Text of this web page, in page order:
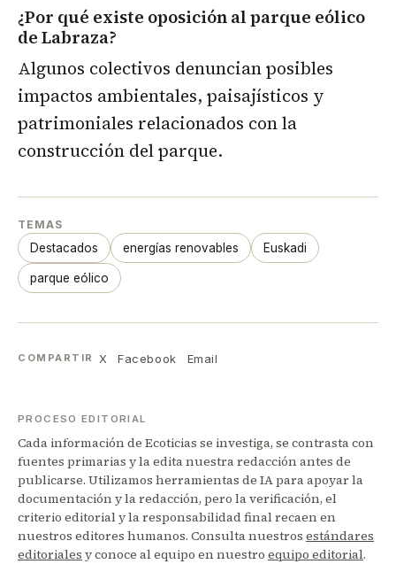
¿Por qué existe oposición al parque eólico
de Labraza?
Algunos colectivos denuncian posibles
impactos ambientales, paisajísticos y
patrimoniales relacionados con la
construcción del parque.
TEMAS
Destacados energías renovables Euskadi
parque eólico
COMPARTIR X Facebook Email
PROCESO EDITORIAL
Cada información de Ecoticias se investiga, se contrasta con
fuentes primarias y la edita nuestra redacción antes de
publicarse. Utilizamos herramientas de IA para apoyar la
documentación y la redacción, pero la verificación, el
criterio editorial y la responsabilidad final recaen en
nuestros editores humanos. Consulta nuestros estándares
editoriales y conoce al equipo en nuestro equipo editorial.